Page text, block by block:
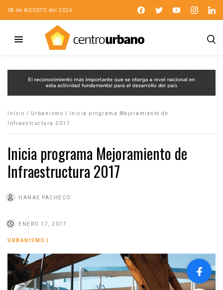
08 de AGOSTO del 2026
Inicio / Urbanismo /
Inicia programa Mejoramiento de
Infraestructura 2017
Inicia programa Mejoramiento de
Infraestructura 2017
HANAE PACHECO
ENERO 17, 2017
URBANISMO